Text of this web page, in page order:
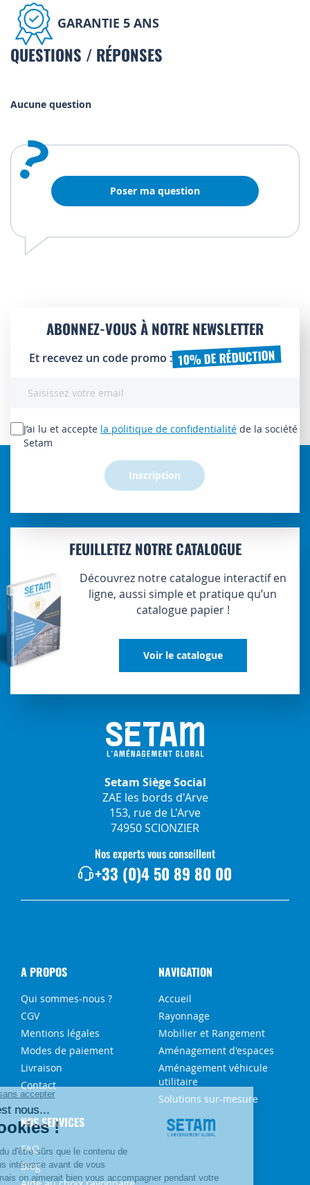
GARANTIE 5 ANS
QUESTIONS / RÉPONSES
Aucune question
? Poser ma question
ABONNEZ-VOUS À NOTRE NEWSLETTER
Et recevez un code promo : 10% DE RÉDUCTION
lettre
d’information
J’ai lu et accepte la politique de confidentialité de la société
Setam
Inscription
FEUILLETEZ NOTRE CATALOGUE
Découvrez notre catalogue interactif en
ligne, aussi simple et pratique qu’un
catalogue papier !
Voir le catalogue
Setam Siège Social
ZAE les bords d'Arve
153, rue de L'Arve
74950 SCIONZIER
Nos experts vous conseillent
+33 (0)4 50 89 80 00
A PROPOS
Qui sommes-nous ?
CGV
Mentions légales
Modes de paiement
Livraison
Contact
NAVIGATION
Accueil
Rayonnage
Mobilier et Rangement
Aménagement d'espaces
Aménagement véhicule
utilitaire
Solutions sur-mesure
NOS SERVICES
FAQ
Blog